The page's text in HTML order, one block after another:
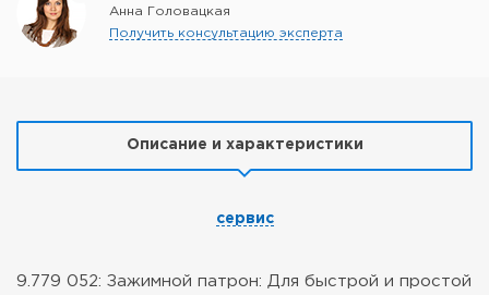
Анна Головацкая
Получить консультацию эксперта
Описание и характеристики
сервис
9.779 052: Зажимной патрон: Для быстрой и простой